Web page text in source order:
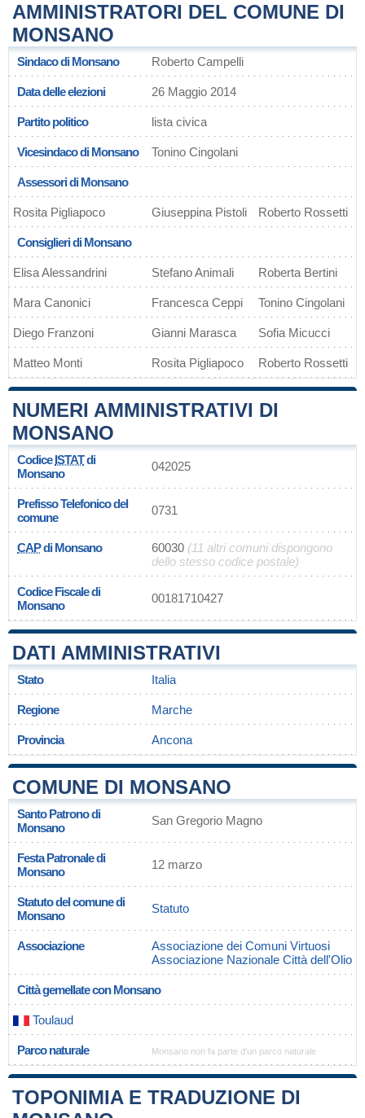
AMMINISTRATORI DEL COMUNE DI
MONSANO
Sindaco di Monsano Roberto Campelli
Data delle elezioni 26 Maggio 2014
Partito politico lista civica
Vicesindaco di Monsano Tonino Cingolani
Assessori di Monsano
Rosita Pigliapoco Giuseppina Pistoli Roberto Rossetti
Consiglieri di Monsano
Elisa Alessandrini Stefano Animali Roberta Bertini
Mara Canonici Francesca Ceppi Tonino Cingolani
Diego Franzoni Gianni Marasca Sofia Micucci
Matteo Monti Rosita Pigliapoco Roberto Rossetti
NUMERI AMMINISTRATIVI DI
MONSANO
CodiceISTATdi
Monsano
042025
Prefisso Telefonico del
comune
0731
CAPdi Monsano 60030 (11 altri comuni dispongono
dello stesso codice postale)
Codice Fiscale di
Monsano
00181710427
DATI AMMINISTRATIVI
Stato Italia
Regione Marche
Provincia Ancona
COMUNE DI MONSANO
Santo Patrono di
Monsano
San Gregorio Magno
Festa Patronale di
Monsano
12 marzo
Statuto del comune di
Monsano
Statuto
Associazione
Associazione dei Comuni Virtuosi
Associazione Nazionale Città dell'Olio
Città gemellate con Monsano
Toulaud
Parco naturale Monsano non fa parte d'un parco naturale
TOPONIMIA E TRADUZIONE DI